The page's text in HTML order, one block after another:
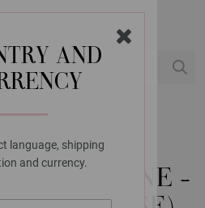
AND
language, shipping
and currency.
GROSSA
FUSIONE -